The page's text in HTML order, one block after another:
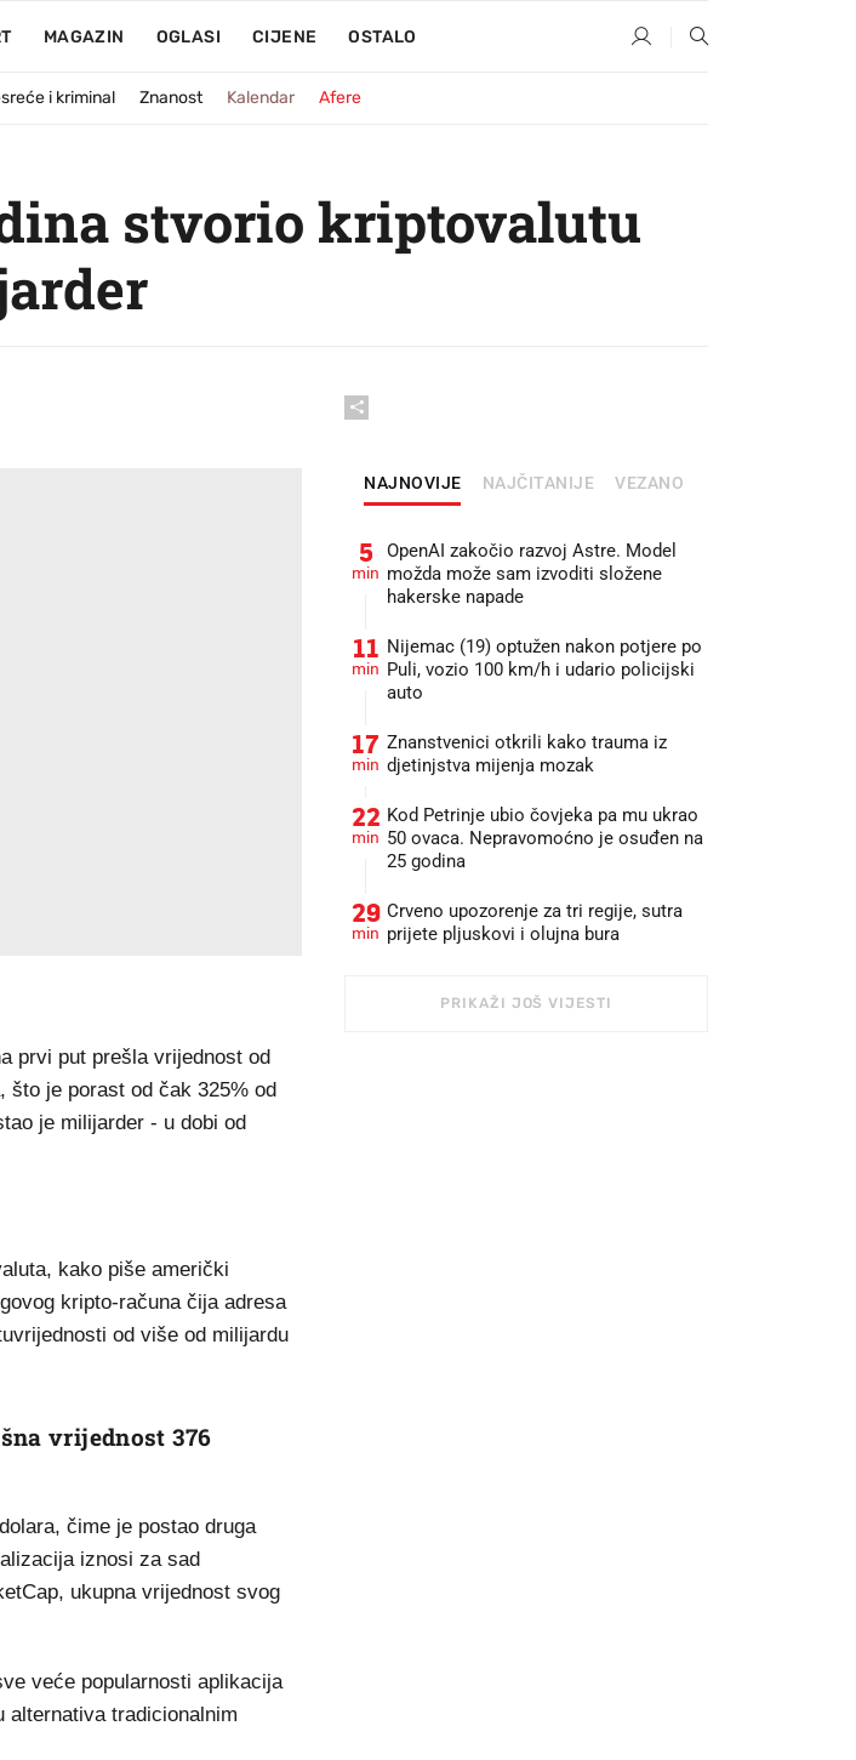
MAGAZIN OGLASI CIJENE OSTALO
i kriminal Znanost Kalendar Afere
stvorio kriptovalutu
prvi put prešla vrijednost od
što je porast od čak 325% od
je milijarder - u dobi od
kako piše američki
kripto-računa čija adresa
od više od milijardu
vrijednost 376
čime je postao druga
iznosi za sad
ukupna vrijednost svog
veće popularnosti aplikacija
alternativa tradicionalnim
NAJNOVIJE NAJČITANIJE VEZANO
5
min
OpenAI zakočio razvoj Astre. Model
možda može sam izvoditi složene
hakerske napade
11
min
Nijemac (19) optužen nakon potjere po
Puli, vozio 100 km/h i udario policijski
auto
17
min
Znanstvenici otkrili kako trauma iz
djetinjstva mijenja mozak
22
min
Kod Petrinje ubio čovjeka pa mu ukrao
50 ovaca. Nepravomoćno je osuđen na
25 godina
29
min
Crveno upozorenje za tri regije, sutra
prijete pljuskovi i olujna bura
PRIKAŽI JOŠ VIJESTI